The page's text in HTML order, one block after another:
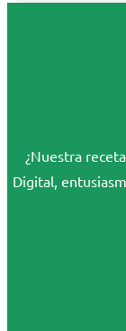
¿Nuestra
Digital,